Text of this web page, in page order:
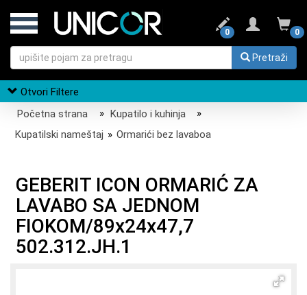
0
0
Pretraži
Otvori Filtere
Početna strana
» Kupatilo i kuhinja
»
Kupatilski nameštaj » Ormarići bez lavaboa
GEBERIT ICON ORMARIĆ ZA
LAVABO SA JEDNOM
FIOKOM/89x24x47,7
502.312.JH.1